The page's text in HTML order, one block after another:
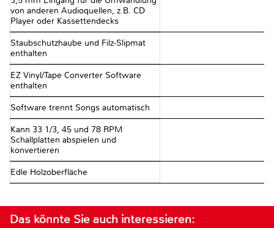
von anderen Audioquellen, z.B. CD
Player oder Kassettendecks
Staubschutzhaube und Filz-Slipmat
enthalten
EZ Vinyl/Tape Converter Software
enthalten
Software trennt Songs automatisch
Kann 33 1/3, 45 und 78 RPM
Schallplatten abspielen und
konvertieren
Edle Holzoberfläche
Das könnte Sie auch interessieren: